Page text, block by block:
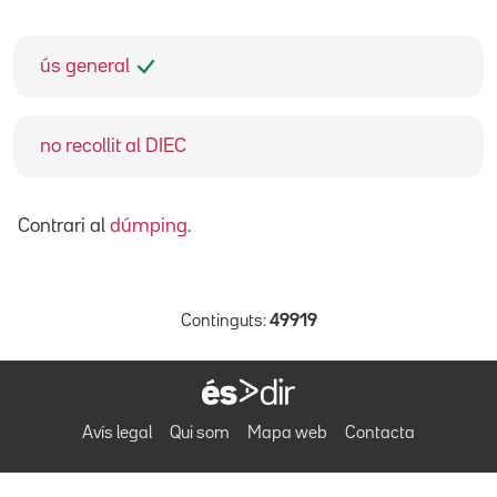
ús general
no recollit al DIEC
Contrari al dúmping.
Continguts: 49919
Avís legal Qui som Mapa web Contacta